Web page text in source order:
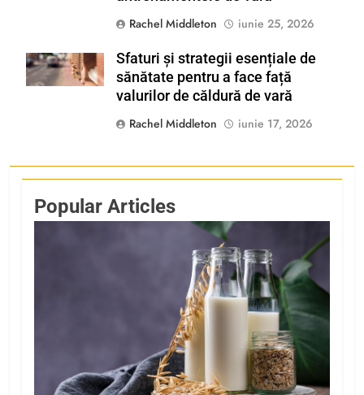
Rachel Middleton
iunie 25, 2026
Shutterstock
Sfaturi și strategii esențiale de
sănătate pentru a face față
valurilor de căldură de vară
Rachel Middleton
iunie 17, 2026
Popular Articles